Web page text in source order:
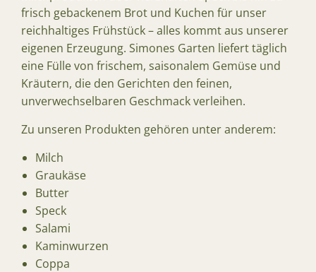
frisch gebackenem Brot und Kuchen für unser
reichhaltiges Frühstück – alles kommt aus unserer
eigenen Erzeugung. Simones Garten liefert täglich
eine Fülle von frischem, saisonalem Gemüse und
Kräutern, die den Gerichten den feinen,
unverwechselbaren Geschmack verleihen.
Zu unseren Produkten gehören unter anderem:
Milch
Graukäse
Butter
Speck
Salami
Kaminwurzen
Coppa